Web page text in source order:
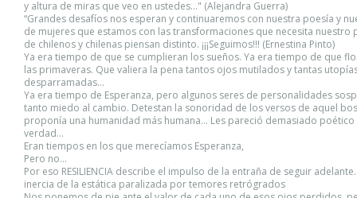
y altura de miras que veo en ustedes..." (Alejandra Guerra)
“Grandes desafíos nos esperan y continuaremos con nuestra poesía y
de mujeres que estamos con las transformaciones que necesita nuestro
de chilenos y chilenas piensan distinto. ¡¡¡Seguimos!!! (Ernestina Pinto)
Ya era tiempo de que se cumplieran los sueños. Ya era tiempo de que
las primaveras. Que valiera la pena tantos ojos mutilados y tantas
desparramadas…
Ya era tiempo de Esperanza, pero algunos seres de personalidades
tanto miedo al cambio. Detestan la sonoridad de los versos de aquel
proponía una humanidad más humana… Les pareció demasiado
verdad…
Eran tiempos en los que merecíamos Esperanza,
Pero no…
Por eso RESILIENCIA describe el impulso de la entraña de seguir
inercia de la estática paralizada por temores retrógrados